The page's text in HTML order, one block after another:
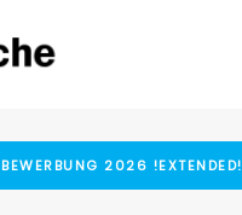
BEWERBUNG 2026 !EXTENDED!